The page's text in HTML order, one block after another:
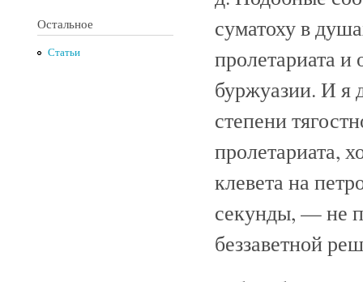
Остальное
Статьи
суматоху в
пролетариата
буржуазии. И я
степени
пролетариата,
клевета на
секунды, — не
беззаветной